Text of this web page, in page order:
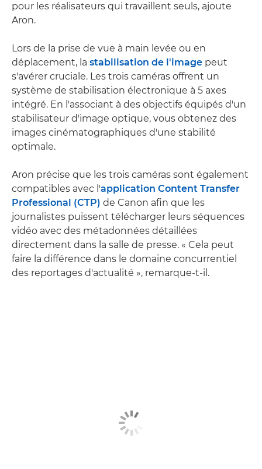
pour les réalisateurs qui travaillent seuls, ajoute
Aron.
Lors de la prise de vue à main levée ou en
déplacement, la stabilisation de l'image peut
s'avérer cruciale. Les trois caméras offrent un
système de stabilisation électronique à 5 axes
intégré. En l'associant à des objectifs équipés d'un
stabilisateur d'image optique, vous obtenez des
images cinématographiques d'une stabilité
optimale.
Aron précise que les trois caméras sont également
compatibles avec l'application Content Transfer
Professional (CTP) de Canon afin que les
journalistes puissent télécharger leurs séquences
vidéo avec des métadonnées détaillées
directement dans la salle de presse. « Cela peut
faire la différence dans le domaine concurrentiel
des reportages d'actualité », remarque-t-il.